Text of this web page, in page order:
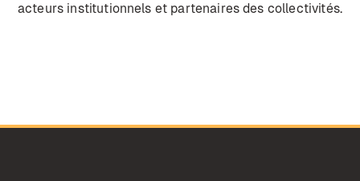
acteurs institutionnels et partenaires des collectivités.